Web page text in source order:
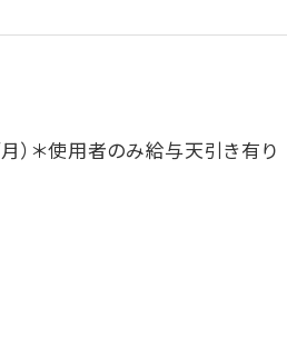
）＊使用者のみ給与天引き有り